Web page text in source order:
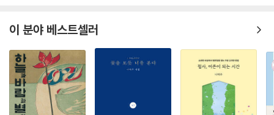
네포에지는 시간을 거슬러 찬찬히 행하는 시로의 이 뒤로 걷기를 통해 파
묻혀 있을 수밖에 없었던 시집을 발굴하고, 숨어 있기 좋았던 시집을 골라
내며, 책장 밖으로 떨어져 있던 시집을 집어 서가에 다시 꽂는 일을 게을리
하지 않음으로써 한국 시사를 관통함에 있어 필요충분조건이 되는 시의 독
본들을 여러분들에게 친절히 제공해드릴 참입니다. 출발의 본거지는 제각
각 달랐으나 도착의 안식처는 모두 한데로, 문학동네포에지 안에서 유연성
이 분야 베스트셀러